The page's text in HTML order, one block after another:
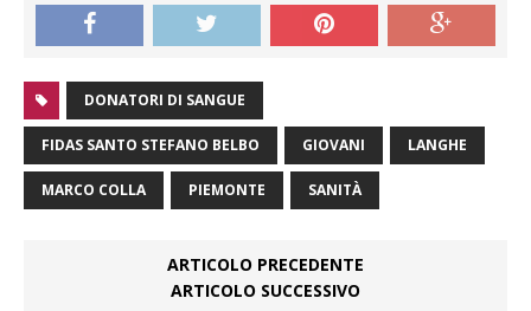
DONATORI DI SANGUE
FIDAS SANTO STEFANO BELBO GIOVANI LANGHE
MARCO COLLA PIEMONTE SANITÀ
ARTICOLO PRECEDENTE
ARTICOLO SUCCESSIVO